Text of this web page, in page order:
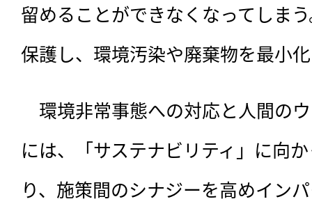
留めることができなくなってしま
保護し、環境汚染や廃棄物を最小
環境非常事態への対応と人間の
には、「サステナビリティ」に向
り、施策間のシナジーを高めイン